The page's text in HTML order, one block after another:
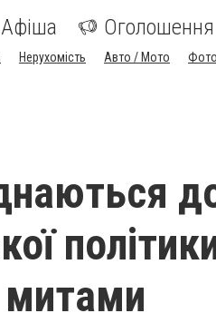
Афіша Оголошення
Нерухомість Авто / Мото